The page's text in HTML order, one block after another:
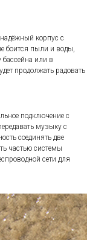
корпус с
боится пыли и воды,
бассейна или в
продолжать радовать
подключение с
музыку с
соединять две
частью системы
сети для